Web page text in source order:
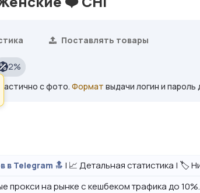
Поставлять товары
2%
с фото. Формат выдачи логин и пароль
в Telegram 🔝 | 📈 Детальная статистика | 🏷️
прокси на рынке с кешбеком трафика до 10%.